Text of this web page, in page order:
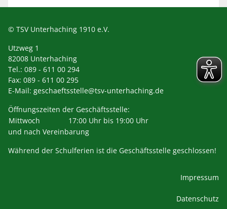
© TSV Unterhaching 1910 e.V.
Utzweg 1
82008 Unterhaching
Tel.: 089 - 611 00 294
Fax: 089 - 611 00 295
E-Mail: geschaeftsstelle@tsv-unterhaching.de
Öffnungszeiten der Geschäftsstelle:
Mittwoch
17:00 Uhr bis 19:00 Uhr
und nach Vereinbarung
Während der Schulferien ist die Geschäftsstelle geschlossen!
Impressum
Datenschutz